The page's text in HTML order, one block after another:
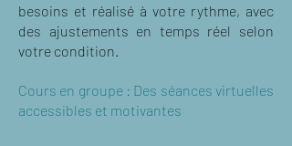
besoins et réalisé à votre rythme, avec
des ajustements en temps réel selon
votre condition.
​Cours en groupe : Des séances virtuelles
accessibles et motivantes